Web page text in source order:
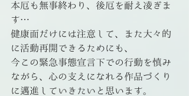
本厄も無事終わり、後厄を耐え凌ぎま
す…
健康面だけには注意して、また大々的
に活動再開できるためにも、
今この緊急事態宣言下での行動を慎み
ながら、心の支えになれる作品づくり
に邁進していきたいと思います。